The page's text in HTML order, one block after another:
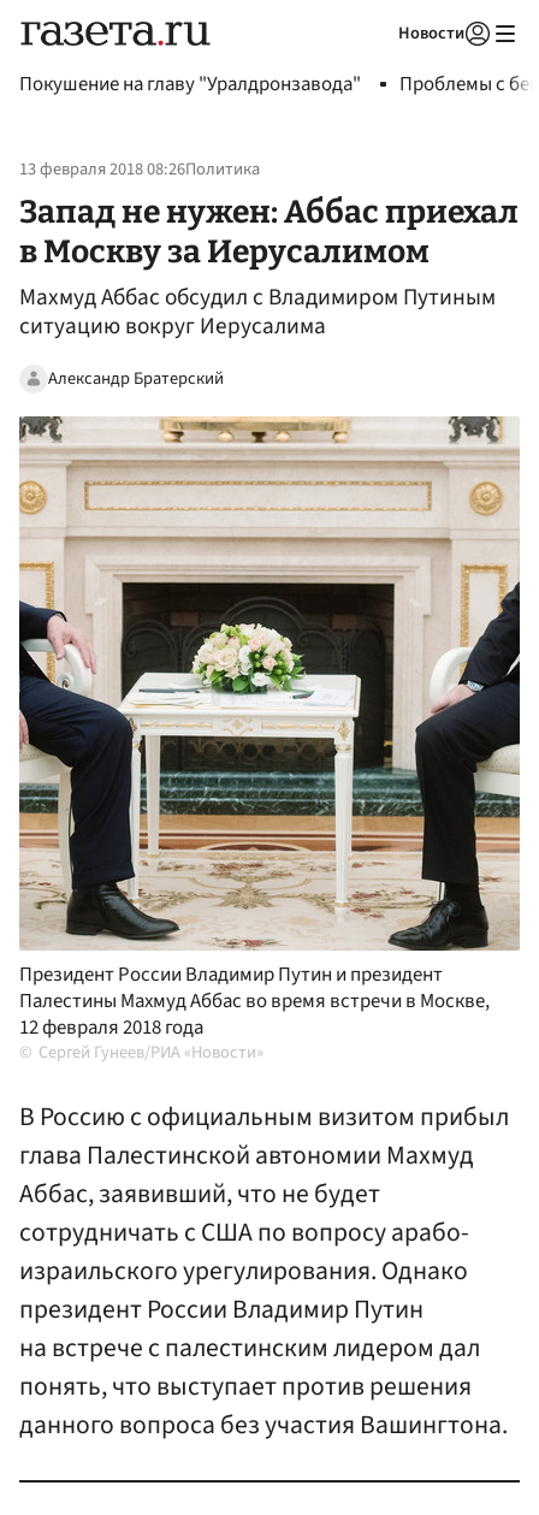
Новости
Покушение на главу "Уралдронзавода" Проблемы с
13 февраля 2018 08:26Политика
Запад не нужен: Аббас приехал
в Москву за Иерусалимом
Махмуд Аббас обсудил с Владимиром Путиным
ситуацию вокруг Иерусалима
Александр Братерский
Президент России Владимир Путин и президент
Палестины Махмуд Аббас во время встречи в Москве,
12 февраля 2018 года
Сергей Гунеев/РИА «Новости»
В Россию с официальным визитом прибыл
глава Палестинской автономии Махмуд
Аббас, заявивший, что не будет
сотрудничать с США по вопросу арабо-
израильского урегулирования. Однако
президент России Владимир Путин
на встрече с палестинским лидером дал
понять, что выступает против решения
данного вопроса без участия Вашингтона.